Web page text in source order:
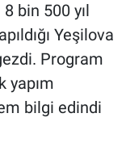
bin 500 yıl
Yeşilova
Program
yapım
bilgi edindi